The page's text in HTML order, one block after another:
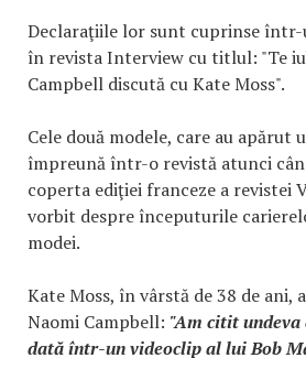
Declaraţiile lor sunt cuprinse
în revista Interview cu titlul: "Te
Campbell discută cu Kate Moss".
Cele două modele, care au apărut
împreună într-o revistă atunci
coperta ediţiei franceze a revistei
vorbit despre începuturile
modei.
Kate Moss, în vârstă de 38 de ani,
Naomi Campbell: "Am citit
dată într-un videoclip al lui Bob